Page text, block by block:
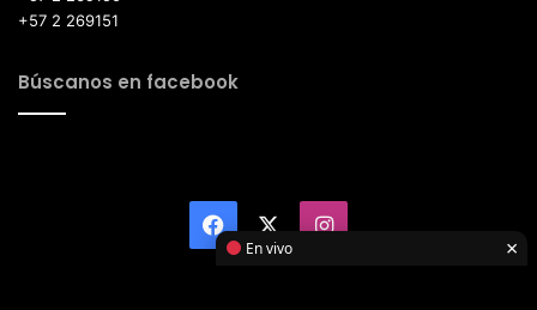
+57 2 269151
Búscanos en facebook
Facebook Instagram
En vivo ×